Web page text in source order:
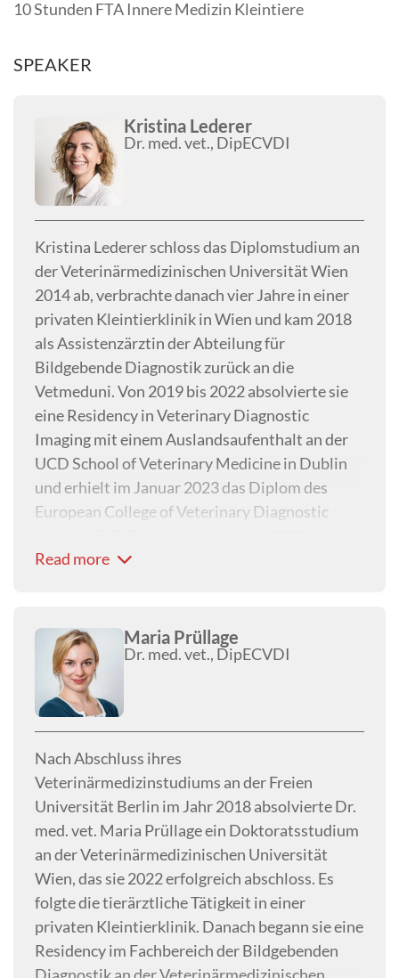
10 Stunden FTA Innere Medizin Kleintiere
SPEAKER
Kristina Lederer
Dr. med. vet., DipECVDI
Kristina Lederer schloss das Diplomstudium an
der Veterinärmedizinischen Universität Wien
2014 ab, verbrachte danach vier Jahre in einer
privaten Kleintierklinik in Wien und kam 2018
als Assistenzärztin der Abteilung für
Bildgebende Diagnostik zurück an die
Vetmeduni. Von 2019 bis 2022 absolvierte sie
eine Residency in Veterinary Diagnostic
Imaging mit einem Auslandsaufenthalt an der
UCD School of Veterinary Medicine in Dublin
und erhielt im Januar 2023 das Diplom des
European College of Veterinary Diagnostic
Doktorarbeit mit dem Titel ‘Comparison of
Publikation wurde sie mit dem Preis der
Vereinigung Österreichischer
Kleintiermediziner (VÖK) geehrt. Seit 2021 ist
Kristina Lederer zertifizierte Gutachterin der
Gesellschaft für Röntgendiagnostik genetisch
beeinflusster Skeletterkrankungen bei
Kleintieren (GRSK) für Zuchtuntersuchungen.
Read more
Maria Prüllage
Dr. med. vet., DipECVDI
Nach Abschluss ihres
Veterinärmedizinstudiums an der Freien
Universität Berlin im Jahr 2018 absolvierte Dr.
med. vet. Maria Prüllage ein Doktoratsstudium
an der Veterinärmedizinischen Universität
Wien, das sie 2022 erfolgreich abschloss. Es
folgte die tierärztliche Tätigkeit in einer
privaten Kleintierklinik. Danach begann sie eine
Residency im Fachbereich der Bildgebenden
Diagnostik an der Veterinärmedizinischen